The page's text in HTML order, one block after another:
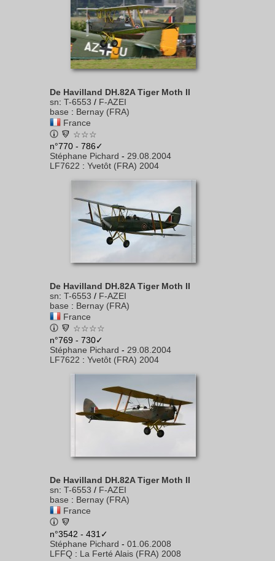
De Havilland DH.82A Tiger Moth II
sn: T-6553 / F-AZEI
base : Bernay (FRA)
France
☆☆☆
n°770 - 786✓
Stéphane Pichard - 29.08.2004
LF7622 : Yvetôt (FRA) 2004
De Havilland DH.82A Tiger Moth II
sn: T-6553 / F-AZEI
base : Bernay (FRA)
France
☆☆☆☆
n°769 - 730✓
Stéphane Pichard - 29.08.2004
LF7622 : Yvetôt (FRA) 2004
De Havilland DH.82A Tiger Moth II
sn: T-6553 / F-AZEI
base : Bernay (FRA)
France
n°3542 - 431✓
Stéphane Pichard - 01.06.2008
LFFQ : La Ferté Alais (FRA) 2008